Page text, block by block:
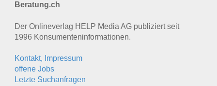
Beratung.ch
Der Onlineverlag HELP Media AG publiziert seit
1996 Konsumenten­informationen.
Kontakt, Impressum
offene Jobs
Letzte Suchanfragen